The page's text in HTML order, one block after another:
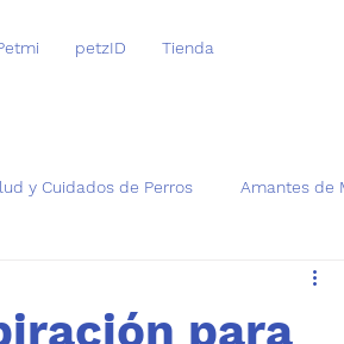
petzID Tienda
y Cuidados de Perros Amantes de
para